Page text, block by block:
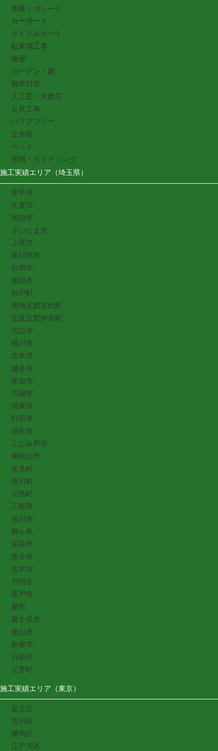
車庫・ガレージ
カーポート
サイクルポート
駐車場工事
物置
ガーデン・庭
雑草対策
人工芝・天然芝
公共工事
バリアフリー
立水栓
ペット
照明・ライティング
施工実績エリア（埼玉県）
幸手市
久喜市
加須市
さいたま市
上尾市
春日部市
白岡市
蓮田市
杉戸町
南埼玉郡宮代町
北足立郡伊奈町
川口市
桶川市
北本市
越谷市
草加市
川越市
鴻巣市
行田市
羽生市
ふじみ野市
東松山市
吉見町
滑川町
川島町
三郷市
吉川市
鶴ヶ島
深谷市
熊谷市
志木市
戸田市
坂戸市
蕨市
富士見市
狭山市
新座市
日高市
三芳町
施工実績エリア（東京）
足立区
荒川区
練馬区
江戸川区